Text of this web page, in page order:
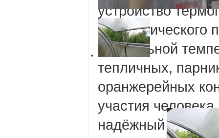
устройство
автоматического
нормальной
тепличных,
оранжерейных
участия
надёжный авто